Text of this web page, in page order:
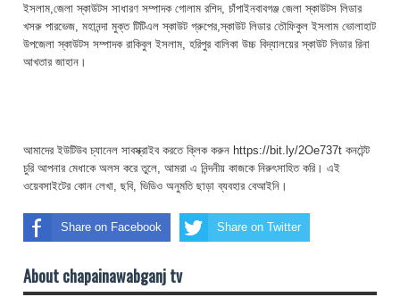
ইসলাম,জেলা স্কাউটস সাধারণ সম্পাদক গোলাম রশিদ, চাঁপাইনবাবগঞ্জ জেলা স্কাউটস লিডার
খসরু পারভেজ, মহানন্দা মুক্ত টিটিএল স্কাউট গ্রুপের,স্কাউট লিডার তৌফিকুল ইসলাম ভোলাহাট
উপজেলা স্কাউটস সম্পাদক রাকিবুল ইসলাম, হরিপুর বালিকা উচ্চ বিদ্যালয়ের স্কাউট লিডার রিনা
আখতার জাহান।
আমাদের ইউটিউব চ্যানেল সাবস্ক্রাইব করতে ক্লিক করুন https://bit.ly/2Oe737t কনটেন্ট
চুরি আপনার মেধাকে অলস করে তুলে, আমরা এ নিন্দনীয় কাজকে নিরুৎসাহিত করি। এই
ওয়েবসাইটের কোন লেখা, ছবি, ভিডিও অনুমতি ছাড়া ব্যবহার বেআইনি।
Share on Facebook Share on Twitter
About chapainawabganj tv